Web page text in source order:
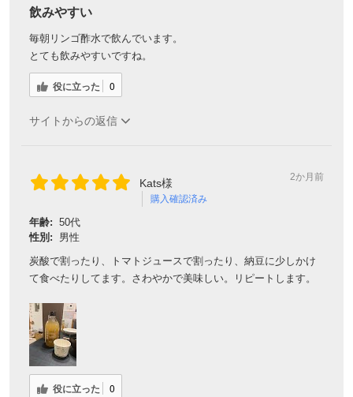
飲みやすい
毎朝リンゴ酢水で飲んでいます。
とても飲みやすいですね。
役に立った 0
サイトからの返信
Kats様
購入確認済み
2か月前
年齢: 50代
性別:
男性
炭酸で割ったり、トマトジュースで割ったり、納豆に少しかけ
て食べたりしてます。さわやかで美味しい。リピートします。
役に立った 0